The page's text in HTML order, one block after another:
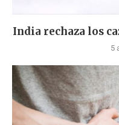
India rechaza los
5